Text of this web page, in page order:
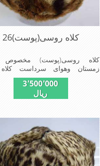
کلاه روسی(پوست)26
کلاه روسی(پوست)
زمستان وهوای سرداست
استفاده درسایزهای
سایز)وجنس این کلاه ازپوست
تهیه شده است وآستری آن ازجنس
دلیل به راحتی درسوزهای
تمامی سروپشت گردن روگرم
دارد
3٬500٬000
ریال